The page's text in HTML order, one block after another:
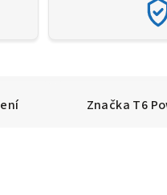
Značka T6